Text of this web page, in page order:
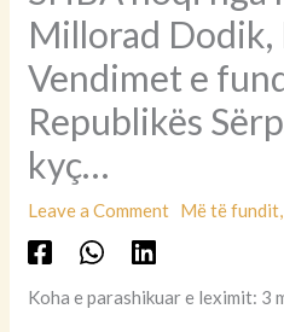
Millorad Dodik,
Vendimet e
Republikës
kyç…
Leave a Comment Më të fundit
Koha e parashikuar e leximit: 3